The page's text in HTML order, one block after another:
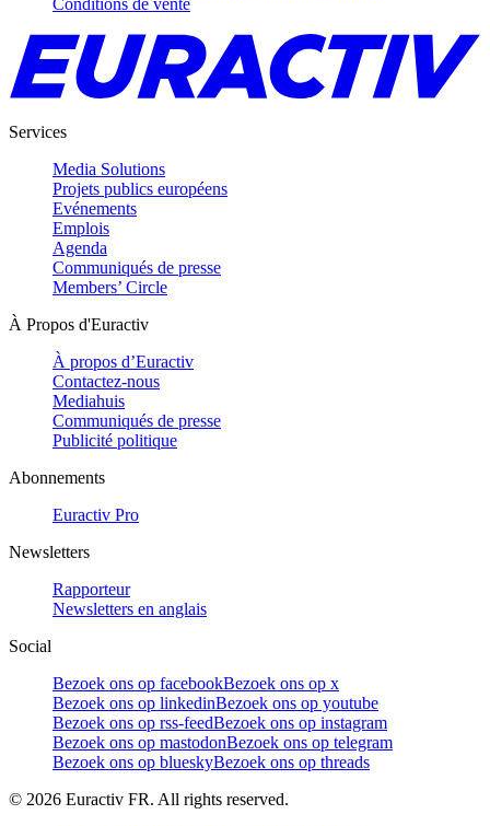
Conditions de vente
Services
Media Solutions
Projets publics européens
Evénements
Emplois
Agenda
Communiqués de presse
Members’ Circle
À Propos d'Euractiv
À propos d’Euractiv
Contactez-nous
Mediahuis
Communiqués de presse
Publicité politique
Abonnements
Euractiv Pro
Newsletters
Rapporteur
Newsletters en anglais
Social
Bezoek ons op facebookBezoek ons op x
Bezoek ons op linkedinBezoek ons op youtube
Bezoek ons op rss-feedBezoek ons op instagram
Bezoek ons op mastodonBezoek ons op telegram
Bezoek ons op blueskyBezoek ons op threads
© 2026 Euractiv FR. All rights reserved.